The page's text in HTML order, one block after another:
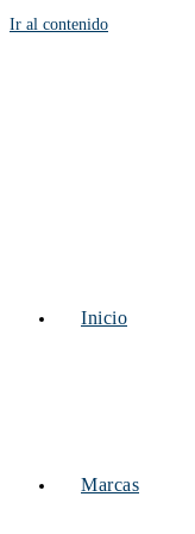
Ir al contenido
Inicio
Marcas